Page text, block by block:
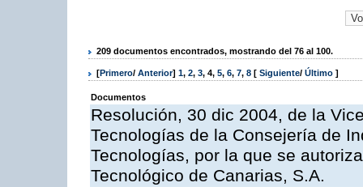
209 documentos encontrados, mostrando del 76 al 100.
[Primero/ Anterior] 1, 2, 3, 4, 5, 6, 7, 8 [ Siguiente/ Último ]
Documentos
Resolución, 30 dic 2004, de la
Tecnologías de la Consejería de
Tecnologías, por la que se
Tecnológico de Canarias, S.A.